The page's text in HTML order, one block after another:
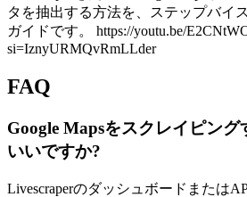
タを抽出する方法を、ステップバイ
ガイドです。 https://youtu.be/
si=IznyURMQvRmLLder
FAQ
Google Mapsをスクレイピン
いいですか?
Livescraperのダッシュボードまたは